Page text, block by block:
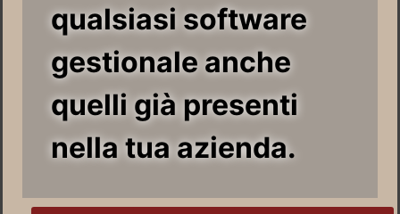
qualsiasi software
gestionale anche
quelli già presenti
nella tua azienda.